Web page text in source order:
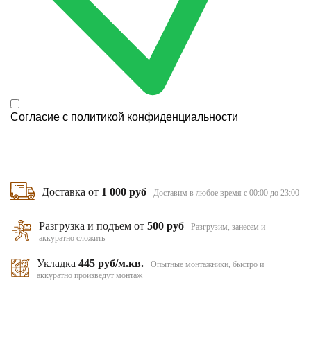
Согласие с политикой конфиденциальности
Доставка от 1 000 руб Доставим в любое время с 00:00 до 23:00
Разгрузка и подъем от500 руб
Разгрузим, занесем и
аккуратно сложить
Укладка 445 руб/м.кв.
Опытные монтажники, быстро и
аккуратно произведут монтаж